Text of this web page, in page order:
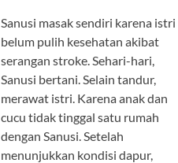
Sanusi masak sendiri karena istri
belum pulih kesehatan akibat
serangan stroke. Sehari-hari,
Sanusi bertani. Selain tandur,
merawat istri. Karena anak dan
cucu tidak tinggal satu rumah
dengan Sanusi. Setelah
menunjukkan kondisi dapur,